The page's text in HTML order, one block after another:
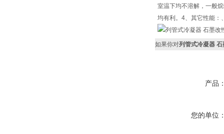
室温下均不溶解，一般
均有利。4、其它性能：
如果你对列管式冷凝器
产品
您的单位